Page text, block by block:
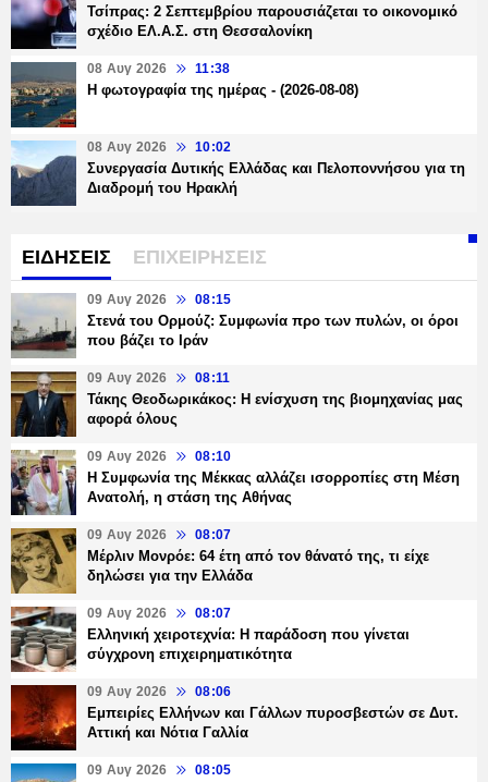
Τσίπρας: 2 Σεπτεμβρίου παρουσιάζεται το οικονομικό
σχέδιο ΕΛ.Α.Σ. στη Θεσσαλονίκη
08 Αυγ 2026 11:38
Η φωτογραφία της ημέρας - (2026-08-08)
08 Αυγ 2026 10:02
Συνεργασία Δυτικής Ελλάδας και Πελοποννήσου για τη
Διαδρομή του Ηρακλή
ΕΙΔΗΣΕΙΣ ΕΠΙΧΕΙΡΗΣΕΙΣ
09 Αυγ 2026 08:15
Στενά του Ορμούζ: Συμφωνία προ των πυλών, οι όροι
που βάζει το Ιράν
09 Αυγ 2026 08:11
Τάκης Θεοδωρικάκος: Η ενίσχυση της βιομηχανίας μας
αφορά όλους
09 Αυγ 2026 08:10
Η Συμφωνία της Μέκκας αλλάζει ισορροπίες στη Μέση
Ανατολή, η στάση της Αθήνας
09 Αυγ 2026 08:07
Μέρλιν Μονρόε: 64 έτη από τον θάνατό της, τι είχε
δηλώσει για την Ελλάδα
09 Αυγ 2026 08:07
Ελληνική χειροτεχνία: Η παράδοση που γίνεται
σύγχρονη επιχειρηματικότητα
09 Αυγ 2026 08:06
Εμπειρίες Ελλήνων και Γάλλων πυροσβεστών σε Δυτ.
Αττική και Νότια Γαλλία
09 Αυγ 2026 08:05